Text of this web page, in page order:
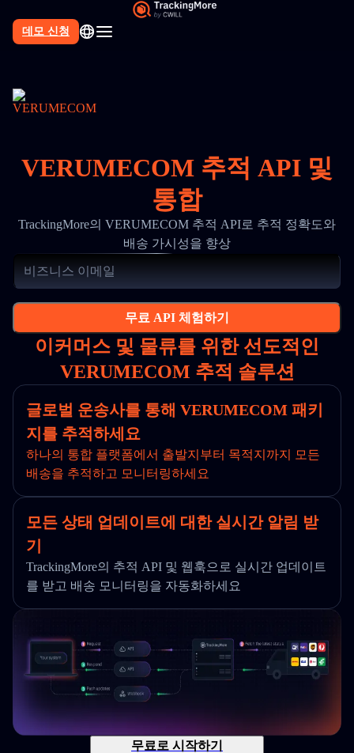
데모 신청
VERUMECOM 추적 API 및
통합
TrackingMore의 VERUMECOM 추적 API로 추적 정확도와
배송 가시성을 향상
무료 API 체험하기
이커머스 및 물류를 위한 선도적인
VERUMECOM 추적 솔루션
글로벌 운송사를 통해 VERUMECOM 패키
지를 추적하세요
하나의 통합 플랫폼에서 출발지부터 목적지까지 모든
배송을 추적하고 모니터링하세요
모든 상태 업데이트에 대한 실시간 알림 받
기
TrackingMore의 추적 API 및 웹훅으로 실시간 업데이트
를 받고 배송 모니터링을 자동화하세요
무료로 시작하기